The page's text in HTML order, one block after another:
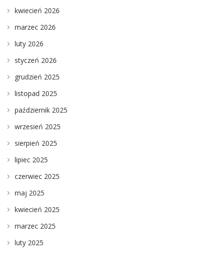
kwiecień 2026
marzec 2026
luty 2026
styczeń 2026
grudzień 2025
listopad 2025
październik 2025
wrzesień 2025
sierpień 2025
lipiec 2025
czerwiec 2025
maj 2025
kwiecień 2025
marzec 2025
luty 2025